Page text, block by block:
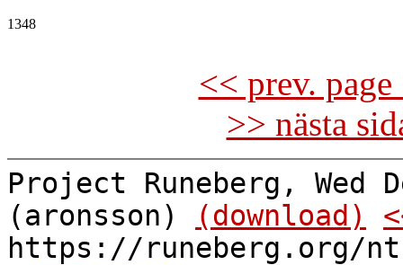
1348
<< prev.
>> nästa
Project Runeberg, Wed
(aronsson)
(download)
https://runeberg.org/